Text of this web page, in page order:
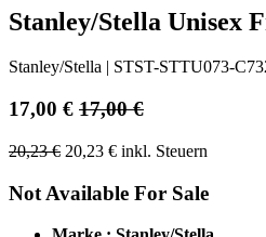
Stanley/Stella Unisex
Stanley/Stella STST-STTU073-
17,00 € 17,00€
20,23€ 20,23 € inkl. Steuern
Not Available For Sale